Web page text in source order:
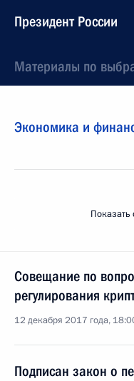
Президент России
Материалы по
Экономика и
Совещание по
регулирования
12 декабря 2017 года,
Подписан закон о